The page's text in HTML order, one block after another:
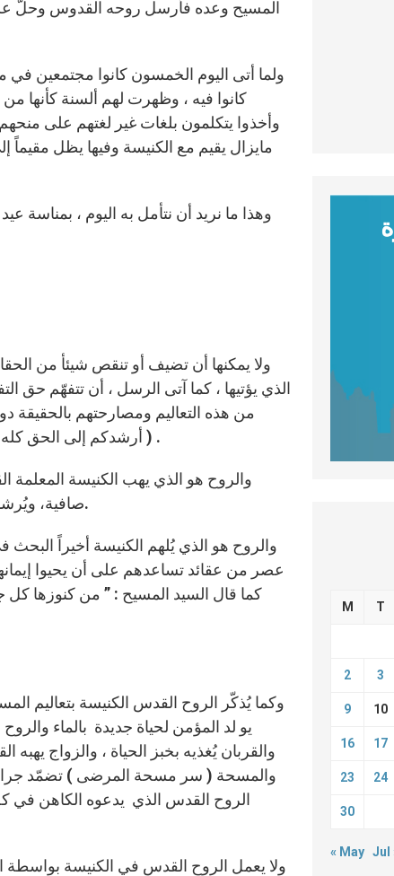
المسيح وعده فأرسل روحه القدوس وحلّ
كانوا فيه ، وظهرت لهم ألسنة كأنها
مايزال يقيم مع الكنيسة وفيها يظل مقيماً
وهذا ما نريد أن نتأمل به اليوم ، بمناسة
ولا يمكنها أن تضيف أو تنقص شيئأ من
الذي يؤتيها ، كما آتى الرسل ، أن تتفهّم حق
من هذه التعاليم ومصارحتهم بالحقيقة
أرشدكم إلى الحق كله لأنه لا يتكلم من عنده ، بل يتكلم بما يسمع وينبئكم بما يحدث ” . يوحنا : ١٦ : -١٣ ) .
والروح هو الذي يهب الكنيسة
صافية، ويُرشدها إلى اتخاذ ما ينبغى من التدابير التى تضمن سلامة الآداب والأخلاق المسيحية.
والروح هو الذي يُلهم الكنيسة أخيراً
عصر من عقائد تساعدهم على أن يحيوا
وكما يُذكّر الروح القدس الكنيسة بتعاليم
يو لد المؤمن لحياة جديدة بالماء
والقربان يُغذيه بخبز الحياة ، والزواج
والمسحة ( سر مسحة المرضى ) تضمّد جراحه
الروح القدس الذي يدعوه الكاهن في
ولا يعمل الروح القدس في الكنيسة
M T
2 3
9 10
16 17
23 24
30
« May Jul